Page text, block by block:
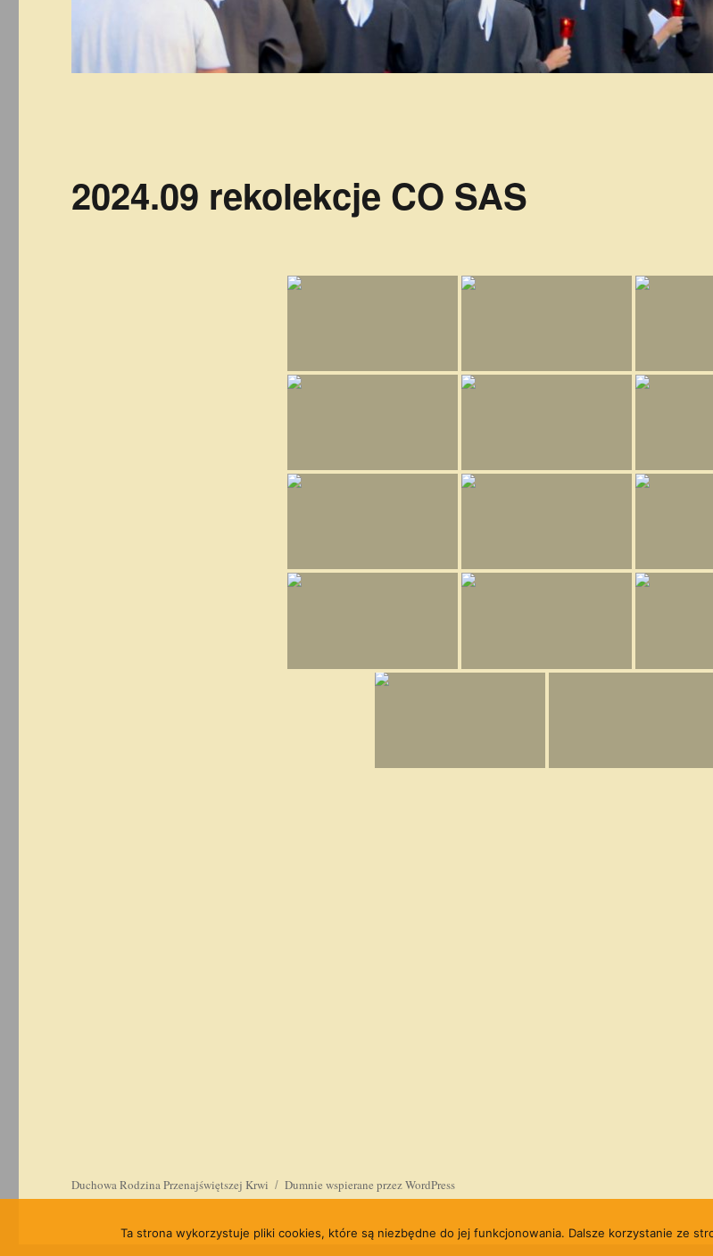
2024.09 rekolekcje CO SAS
Duchowa Rodzina Przenajświętszej Krwi Dumnie wspierane przez WordPress
Ta strona wykorzystuje pliki cookies, które są niezbędne do jej funkcjonowania. Dalsze korzystanie ze